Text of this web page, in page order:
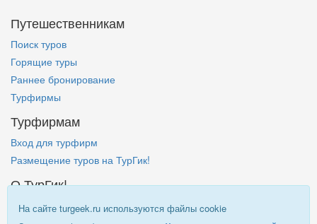
На сайте turgeek.ru используются файлы cookie
Путешественникам
Поиск туров
Горящие туры
Раннее бронирование
Турфирмы
Турфирмам
Вход для турфирм
Размещение туров на ТурГик!
О ТурГик!
Кто такой ТурГик?